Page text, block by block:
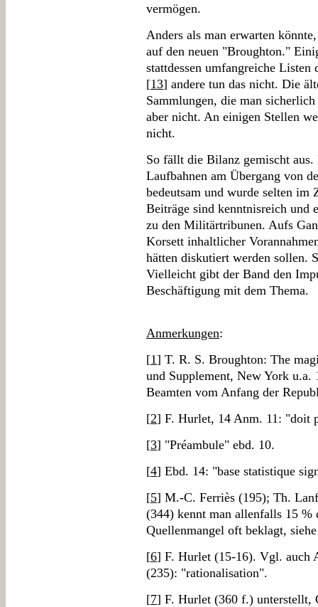
vermögen.
Anders als man erwarten
auf den neuen "Broughton."
stattdessen umfangreiche
[13] andere tun das nicht. Die
Sammlungen, die man
aber nicht. An einigen Stellen
nicht.
So fällt die Bilanz gemischt aus.
Laufbahnen am Übergang von
bedeutsam und wurde selten im
Beiträge sind kenntnisreich und
zu den Militärtribunen. Aufs
Korsett inhaltlicher
hätten diskutiert werden sollen.
Vielleicht gibt der Band den
Beschäftigung mit dem Thema.
Anmerkungen:
[1] T. R. S. Broughton: The
und Supplement, New York u.a.
Beamten vom Anfang der
[2] F. Hurlet, 14 Anm. 11: "doit
[3] "Préambule" ebd. 10.
[4] Ebd. 14: "base statistique
[5] M.-C. Ferriès (195); Th.
(344) kennt man allenfalls 15 %
Quellenmangel oft beklagt,
[6] F. Hurlet (15-16). Vgl. auch
(235): "rationalisation".
[7] F. Hurlet (360 f.) unterstellt,